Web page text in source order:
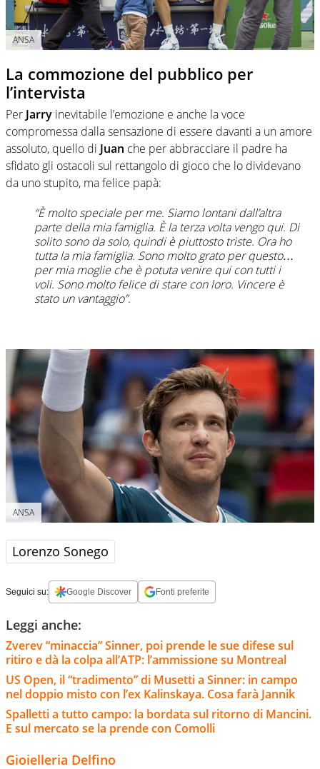
ANSA
La commozione del pubblico per
l’intervista
Per Jarry inevitabile l’emozione e anche la voce
compromessa dalla sensazione di essere davanti a un amore
assoluto, quello di Juan che per abbracciare il padre ha
sfidato gli ostacoli sul rettangolo di gioco che lo dividevano
da uno stupito, ma felice papà:
“È molto speciale per me. Siamo lontani dall’altra
parte della mia famiglia. È la terza volta vengo qui. Di
solito sono da solo, quindi è piuttosto triste. Ora ho
tutta la mia famiglia. Sono molto grato per questo…
per mia moglie che è potuta venire qui con tutti i
voli. Sono molto felice di stare con loro. Vincere è
stato un vantaggio”.
ANSA
Lorenzo Sonego
Seguici su: Google Discover Fonti preferite
Leggi anche:
Zverev “minaccia” Sinner, poi prende le sue difese sul
ritiro e dà la colpa all’ATP: l’ammissione su Montreal
US Open, il “tradimento” di Musetti a Sinner: in campo
nel doppio misto con l’ex Kalinskaya. Cosa farà Jannik
Spalletti a tutto campo: la bordata sul ritorno di Mancini.
E sul mercato se la prende con Comolli
Gioielleria Delfino